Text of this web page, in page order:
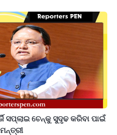
ସପ୍ଲାଇ ଚେନ୍କୁ ସୁଦୃଢ କରିବା ପାଇଁ